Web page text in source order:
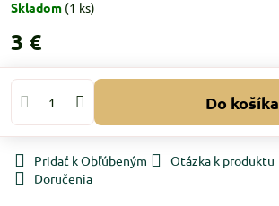
Skladom (1 ks)
3 €
Do košíka
Pridať k Obľúbeným Otázka k produktu
Doručenia